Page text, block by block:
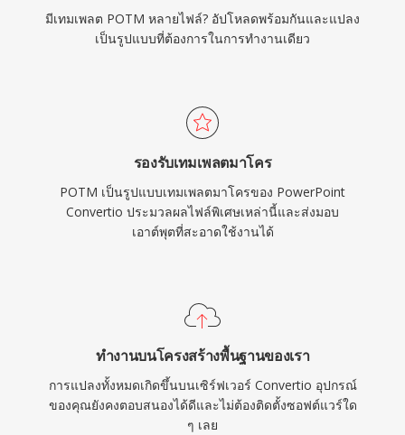
มีเทมเพลต POTM หลายไฟล์? อัปโหลดพร้อมกันและแปลง
เป็นรูปแบบที่ต้องการในการทำงานเดียว
รองรับเทมเพลตมาโคร
POTM เป็นรูปแบบเทมเพลตมาโครของ PowerPoint
Convertio ประมวลผลไฟล์พิเศษเหล่านี้และส่งมอบ
เอาต์พุตที่สะอาดใช้งานได้
ทำงานบนโครงสร้างพื้นฐานของเรา
การแปลงทั้งหมดเกิดขึ้นบนเซิร์ฟเวอร์ Convertio อุปกรณ์
ของคุณยังคงตอบสนองได้ดีและไม่ต้องติดตั้งซอฟต์แวร์ใด
ๆ เลย